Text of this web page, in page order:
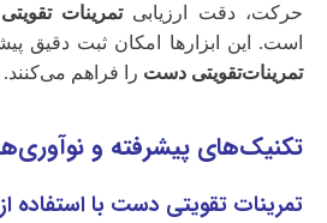
حرکت، دقت ارزیابیتمرینات
است. این ابزارها امکان ثبت دقیق
تمرینات‌تقویتی دست را فراهم می‌کنند.
تکنیک‌های پیشرفته و
تمرینات تقویتی دست با استفاده